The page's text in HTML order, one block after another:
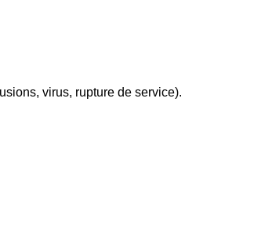
virus, rupture de service).